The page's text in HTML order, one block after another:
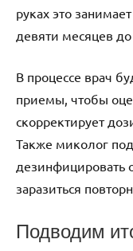
руках это
девяти месяцев до
В процессе врач
приемы, чтобы
скорректирует
Также миколог
дезинфицировать
заразиться
Подводим